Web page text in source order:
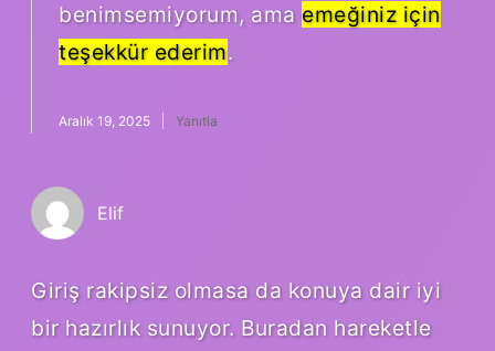
benimsemiyorum, ama emeğiniz için
teşekkür ederim.
Aralık 19, 2025 Yanıtla
Elif
Giriş rakipsiz olmasa da konuya dair iyi
bir hazırlık sunuyor. Buradan hareketle